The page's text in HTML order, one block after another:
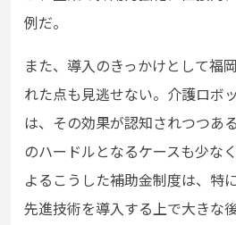
例だ。
また、導入のきっかけとして福
れた点も見逃せない。介護ロボ
は、その効果が認知されつつあ
のハードルとなるケースも少な
よるこうした補助金制度は、特
先進技術を導入する上で大きな